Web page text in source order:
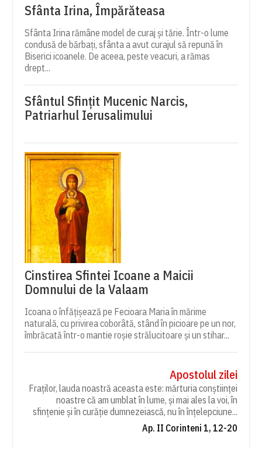
Sfânta Irina, Împărăteasa
Sfânta Irina rămâne model de curaj și tărie. Într-o lume
condusă de bărbați, sfânta a avut curajul să repună în
Biserici icoanele. De aceea, peste veacuri, a rămas
drept...
Sfântul Sfinţit Mucenic Narcis,
Patriarhul Ierusalimului
Cinstirea Sfintei Icoane a Maicii
Domnului de la Valaam
Icoana o înfățișează pe Fecioara Maria în mărime
naturală, cu privirea coborâtă, stând în picioare pe un nor,
îmbrăcată într-o mantie roșie strălucitoare și un stihar...
Apostolul zilei
Fraților, lauda noastră aceasta este: mărturia conștiinței
noastre că am umblat în lume, și mai ales la voi, în
sfințenie și în curăție dumnezeiască, nu în înțelepciune...
Ap. II Corinteni 1, 12-20